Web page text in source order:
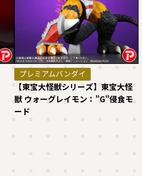
プレミアムバンダイ
【東宝大怪獣シリーズ】東宝大怪
獣 ウォーグレイモン：”G”侵食モ
ード